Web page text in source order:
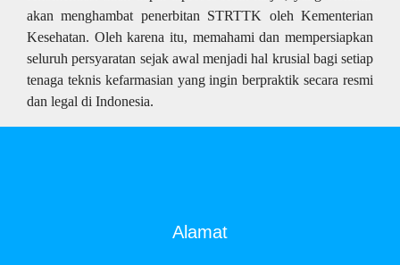
akan menghambat penerbitan STRTTK oleh Kementerian
Kesehatan. Oleh karena itu, memahami dan mempersiapkan
seluruh persyaratan sejak awal menjadi hal krusial bagi setiap
tenaga teknis kefarmasian yang ingin berpraktik secara resmi
dan legal di Indonesia.
Alamat